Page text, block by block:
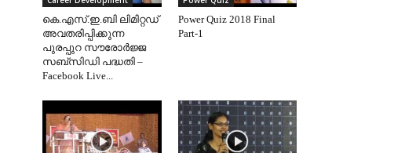
കെ.എസ്.ഇ.ബി ലിമിറ്റഡ്
അവതരിപ്പിക്കുന്ന
പുരപ്പുറ സൗരോർജ്ജ
സബ്‌സിഡി പദ്ധതി –
Facebook Live...
Power Quiz 2018 Final
Part-1